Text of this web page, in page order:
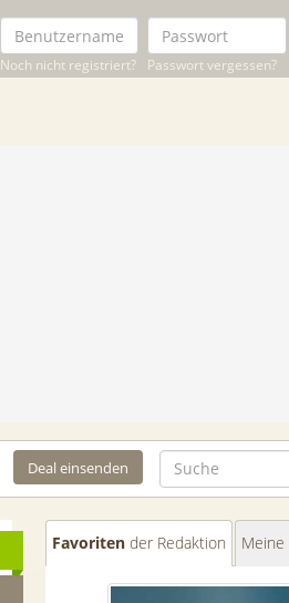
Noch nicht registriert? Passwort vergessen?
Deal einsenden
Favoriten der Redaktion Meine